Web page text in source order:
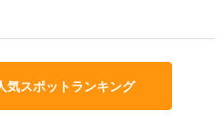
気スポットランキング